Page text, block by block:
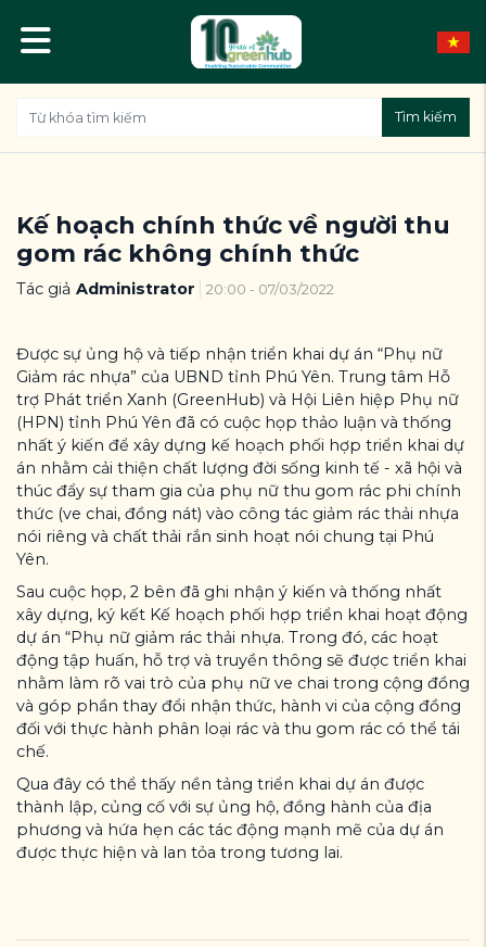
Tìm kiếm
Kế hoạch chính thức về người thu
gom rác không chính thức
Tác giả Administrator 20:00 - 07/03/2022
Được sự ủng hộ và tiếp nhận triển khai dự án “Phụ nữ
Giảm rác nhựa” của UBND tỉnh Phú Yên. Trung tâm Hỗ
trợ Phát triển Xanh (GreenHub) và Hội Liên hiệp Phụ nữ
(HPN) tỉnh Phú Yên đã có cuộc họp thảo luận và thống
nhất ý kiến để xây dựng kế hoạch phối hợp triển khai dự
án nhằm cải thiện chất lượng đời sống kinh tế - xã hội và
thúc đẩy sự tham gia của phụ nữ thu gom rác phi chính
thức (ve chai, đồng nát) vào công tác giảm rác thải nhựa
nói riêng và chất thải rắn sinh hoạt nói chung tại Phú
Yên.
Sau cuộc họp, 2 bên đã ghi nhận ý kiến và thống nhất
xây dựng, ký kết Kế hoạch phối hợp triển khai hoạt động
dự án “Phụ nữ giảm rác thải nhựa. Trong đó, các hoạt
động tập huấn, hỗ trợ và truyền thông sẽ được triển khai
nhằm làm rõ vai trò của phụ nữ ve chai trong cộng đồng
và góp phần thay đổi nhận thức, hành vi của cộng đồng
đối với thực hành phân loại rác và thu gom rác có thể tái
chế.
Qua đây có thể thấy nền tảng triển khai dự án được
thành lập, củng cố với sự ủng hộ, đồng hành của địa
phương và hứa hẹn các tác động mạnh mẽ của dự án
được thực hiện và lan tỏa trong tương lai.